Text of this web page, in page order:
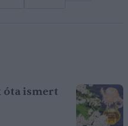
óta ismert